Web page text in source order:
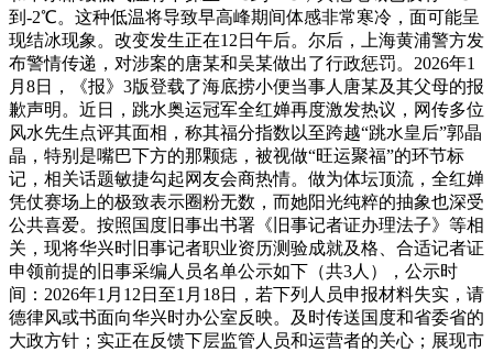
到-2℃。这种低温将导致早高峰期间体感非常寒冷，面可能呈
现结冰现象。改变发生正在12日午后。尔后，上海黄浦警方发
布警情传递，对涉案的唐某和吴某做出了行政惩罚。2026年1
月8日，《报》3版登载了海底捞小便当事人唐某及其父母的报
歉声明。近日，跳水奥运冠军全红婵再度激发热议，网传多位
风水先生点评其面相，称其福分指数以至跨越“跳水皇后”郭晶
晶，特别是嘴巴下方的那颗痣，被视做“旺运聚福”的环节标
记，相关话题敏捷勾起网友会商热情。做为体坛顶流，全红婵
凭仗赛场上的极致表示圈粉无数，而她阳光纯粹的抽象也深受
公共喜爱。按照国度旧事出书署《旧事记者证办理法子》等相
关，现将华兴时旧事记者职业资历测验成就及格、合适记者证
申领前提的旧事采编人员名单公示如下（共3人），公示时
间：2026年1月12日至1月18日，若下列人员申报材料失实，请
德律风或书面向华兴时办公室反映。及时传送国度和省委省的
大政方针；实正在反馈下层监管人员和运营者的关心；展现市